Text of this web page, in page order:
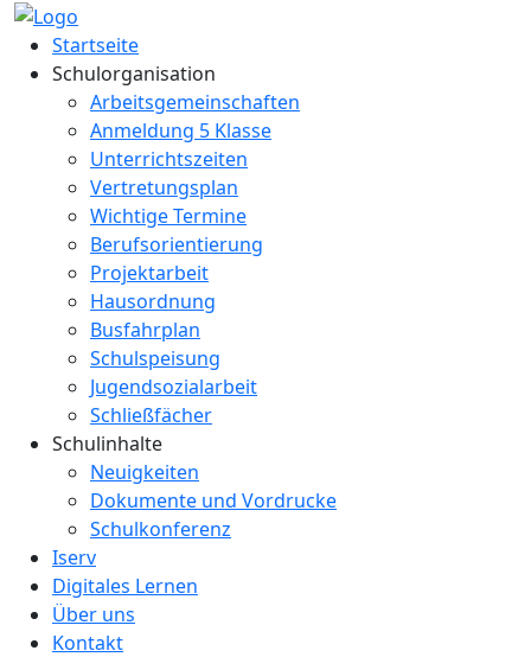
Startseite
Schulorganisation
Arbeitsgemeinschaften
Anmeldung 5 Klasse
Unterrichtszeiten
Vertretungsplan
Wichtige Termine
Berufsorientierung
Projektarbeit
Hausordnung
Busfahrplan
Schulspeisung
Jugendsozialarbeit
Schließfächer
Schulinhalte
Neuigkeiten
Dokumente und Vordrucke
Schulkonferenz
Iserv
Digitales Lernen
Über uns
Kontakt